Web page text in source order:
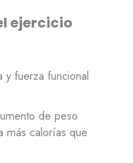
ejercicio
y fuerza funcional
de peso
más calorías que